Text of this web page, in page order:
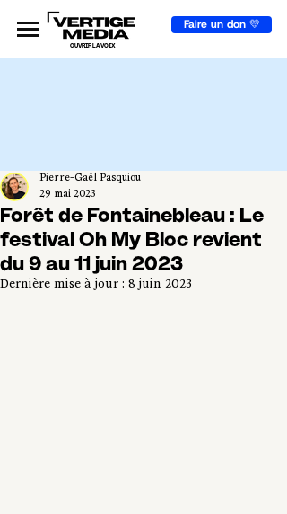
Faire un don 💛
OUVRIR LA VOIX
Forêt de Fontainebleau : Le
festival Oh My Bloc revient
du 9 au 11 juin 2023
Pierre-Gaël Pasquiou
29 mai 2023
Dernière mise à jour : 8 juin 2023